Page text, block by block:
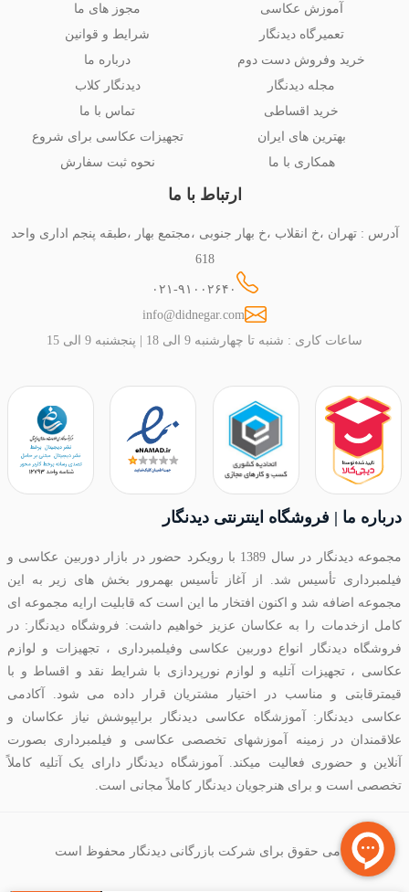
آموزش عکاسی
تعمیرگاه دیدنگار
خرید وفروش دست دوم
مجله دیدنگار
خرید اقساطی
بهترین های ایران
همکاری با ما
مجوز های ما
شرایط و قوانین
درباره ما
دیدنگار کلاب
تماس با ما
تجهیزات عکاسی برای شروع
نحوه ثبت سفارش
ارتباط با ما
آدرس : تهران ،خ انقلاب ،خ بهار جنوبی ،مجتمع بهار ،طبقه پنجم اداری واحد
618
۰۲۱-۹۱۰۰۲۶۴۰
info@didnegar.com
ساعات کاری : شنبه تا چهارشنبه 9 الی 18 | پنجشنبه 9 الی 15
درباره ما | فروشگاه اینترنتی دیدنگار
مجموعه دیدنگار در سال 1389 با رویکرد حضور در بازار دوربین عکاسی و
فیلمبرداری تأسیس شد. از آغاز تأسیس بهمرور بخش های زیر به این
مجموعه اضافه شد و اکنون افتخار ما این است که قابلیت ارایه مجموعه ای
کامل ازخدمات را به عکاسان عزیز خواهیم داشت: فروشگاه دیدنگار: در
فروشگاه دیدنگار انواع دوربین عکاسی وفیلمبرداری ، تجهیزات و لوازم
عکاسی ، تجهیزات آتلیه و لوازم نورپردازی با شرایط نقد و اقساط و با
قیمترقابتی و مناسب در اختیار مشتریان قرار داده می شود. آکادمی
عکاسی دیدنگار: آموزشگاه عکاسی دیدنگار برایپوشش نیاز عکاسان و
علاقمندان در زمینه آموزشهای تخصصی عکاسی و فیلمبرداری بصورت
آنلاین و حضوری فعالیت میکند. آموزشگاه دیدنگار دارای یک آتلیه کاملاً
تخصصی است و برای هنرجویان دیدنگار کاملاً مجانی است.
تمامی حقوق برای شرکت بازرگانی دیدنگار محفوظ است